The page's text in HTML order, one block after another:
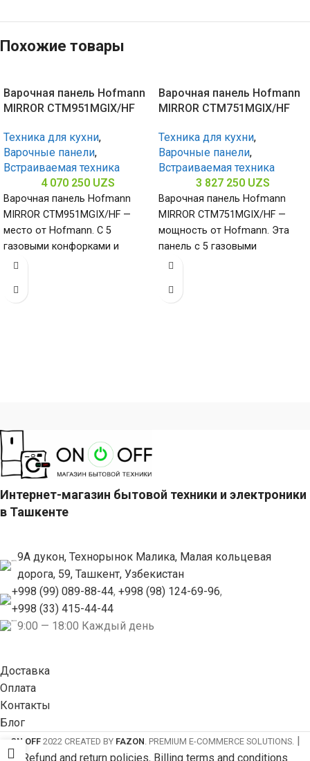
Похожие товары
Варочная панель Hofmann
MIRROR CTM951MGIX/HF
Техника для кухни,
Варочные панели,
Встраиваемая техника
4 070 250 UZS
Варочная панель Hofmann
MIRROR CTM951MGIX/HF —
место от Hofmann. С 5
газовыми конфорками и
поверхностью из
(габариты 80
Варочная панель Hofmann
MIRROR CTM751MGIX/HF
Техника для кухни,
Варочные панели,
Встраиваемая техника
3 827 250 UZS
Варочная панель Hofmann
MIRROR CTM751MGIX/HF —
мощность от Hofmann. Эта
панель с 5 газовыми
конфорками и нержавеющей
Интернет-магазин бытовой техники и электроники
в Ташкенте
9А дукон, Технорынок Малика, Малая кольцевая
дорога, 59, Ташкент, Узбекистан
+998 (99) 089-88-44, +998 (98) 124-69-96,
+998 (33) 415-44-44
9:00 — 18:00 Каждый день
Доставка
Оплата
Контакты
Блог
ON OFF 2022 CREATED BY FAZON . PREMIUM E-COMMERCE SOLUTIONS.|
Refund and return policies, Billing terms and conditions